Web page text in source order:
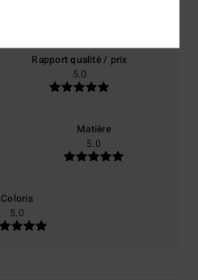
Rapport qualité / prix
5.0
Matière
5.0
Coloris
5.0